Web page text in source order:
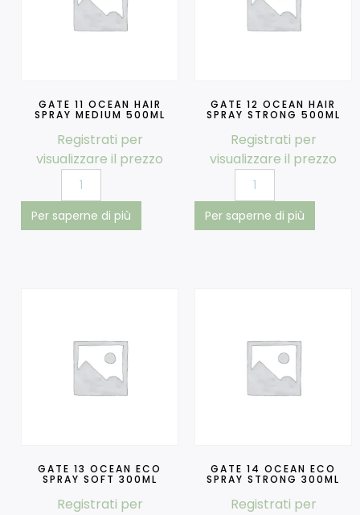
GATE 11 OCEAN HAIR
SPRAY MEDIUM 500ML
Registrati per
visualizzare il prezzo
Per saperne di più
GATE 12 OCEAN HAIR
SPRAY STRONG 500ML
Registrati per
visualizzare il prezzo
Per saperne di più
GATE 13 OCEAN ECO
SPRAY SOFT 300ML
Registrati per
GATE 14 OCEAN ECO
SPRAY STRONG 300ML
Registrati per